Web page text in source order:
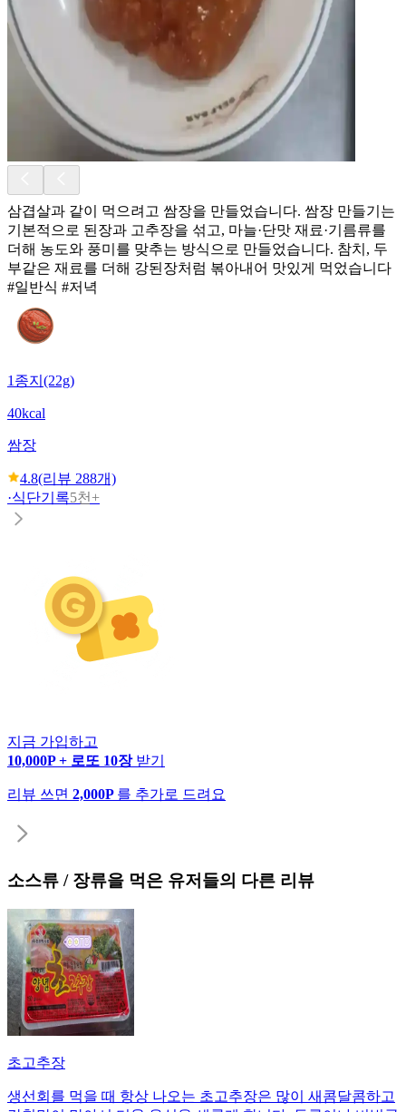
삼겹살과 같이 먹으려고 쌈장을 만들었습니다. 쌈장 만들기는
기본적으로 된장과 고추장을 섞고, 마늘·단맛 재료·기름류를
더해 농도와 풍미를 맞추는 방식으로 만들었습니다. 참치, 두
부같은 재료를 더해 강된장처럼 볶아내어 맛있게 먹었습니다
#일반식 #저녁
1종지(22g)
40kcal
쌈장
4.8(리뷰 288개)
·식단기록5천+
지금 가입하고
10,000P + 로또 10장 받기
리뷰 쓰면 2,000P 를 추가로 드려요
소스류 / 장류을 먹은 유저들의 다른 리뷰
초고추장
생선회를 먹을 때 항상 나오는 초고추장은 많이 새콤달콤하고